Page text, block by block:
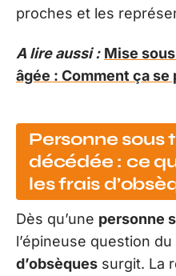
proches et les
A lire aussi : Mise
âgée : Comment ça se
Personne sous
décédée : ce
les frais
Dès qu’une personne
l’épineuse question
d’obsèques surgit. La